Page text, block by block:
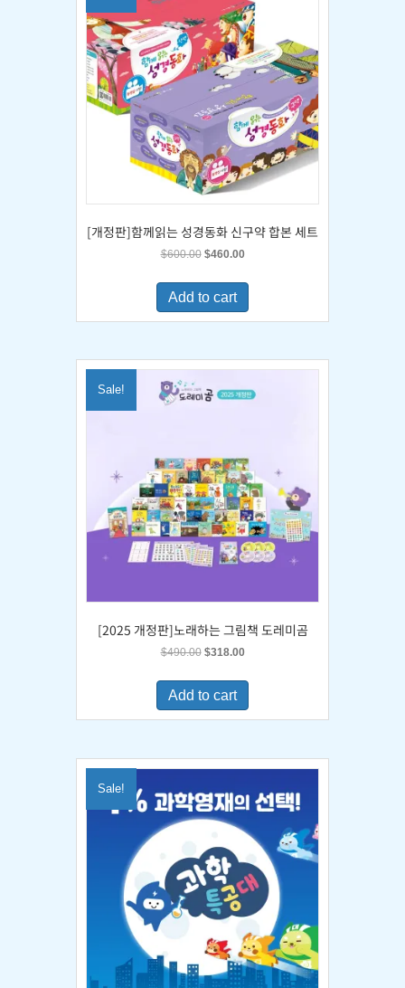
[개정판]함께읽는 성경동화 신구약 합본 세트
$600.00 Original
was:
$600.00.
$460.00Current
is:
Add to cart
Sale!
[2025 개정판]노래하는 그림책 도레미곰
$490.00 Original
was:
$490.00.
$318.00Current
is:
Add to cart
Sale!